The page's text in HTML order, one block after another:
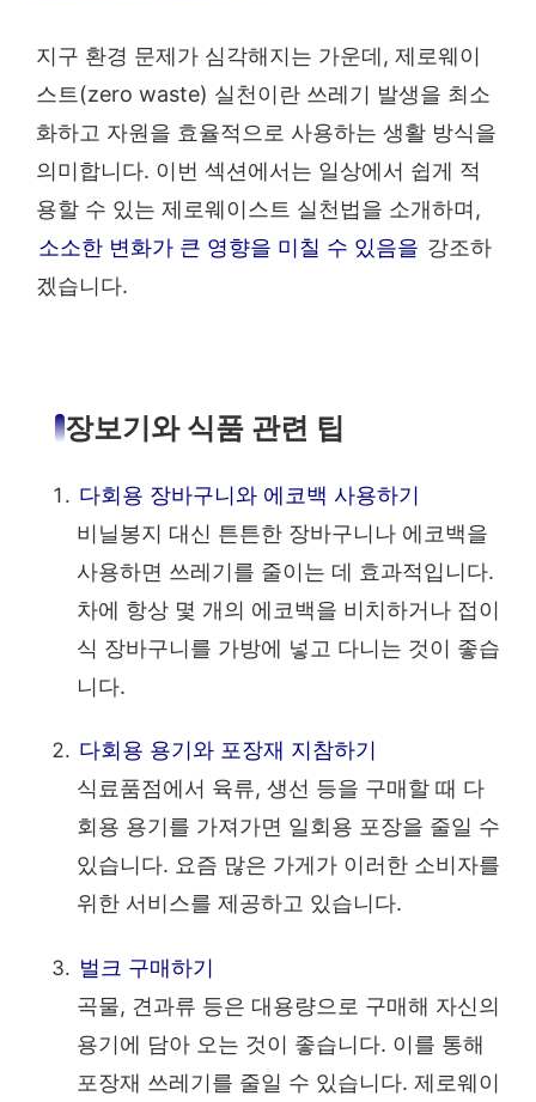
지구 환경 문제가 심각해지는 가운데, 제로웨이
스트(zero waste) 실천이란 쓰레기 발생을 최소
화하고 자원을 효율적으로 사용하는 생활 방식을
의미합니다. 이번 섹션에서는 일상에서 쉽게 적
용할 수 있는 제로웨이스트 실천법을 소개하며,
소소한 변화가 큰 영향을 미칠 수 있음을 강조하
겠습니다.
장보기와 식품 관련 팁
다회용 장바구니와 에코백 사용하기
비닐봉지 대신 튼튼한 장바구니나 에코백을
사용하면 쓰레기를 줄이는 데 효과적입니다.
차에 항상 몇 개의 에코백을 비치하거나 접이
식 장바구니를 가방에 넣고 다니는 것이 좋습
니다.
다회용 용기와 포장재 지참하기
식료품점에서 육류, 생선 등을 구매할 때 다
회용 용기를 가져가면 일회용 포장을 줄일 수
있습니다. 요즘 많은 가게가 이러한 소비자를
위한 서비스를 제공하고 있습니다.
벌크 구매하기
곡물, 견과류 등은 대용량으로 구매해 자신의
용기에 담아 오는 것이 좋습니다. 이를 통해
포장재 쓰레기를 줄일 수 있습니다. 제로웨이